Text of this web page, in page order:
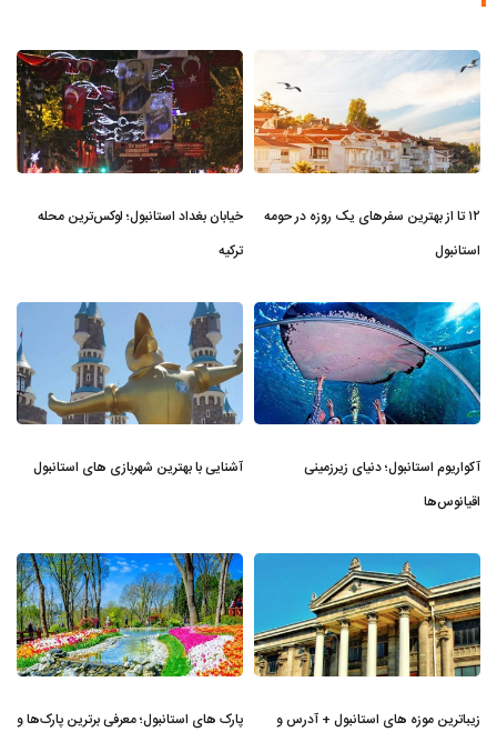
۱۲ تا از بهترین سفرهای یک روزه در حومه
استانبول
خیابان بغداد استانبول؛ لوکس‌ترین محله
ترکیه
آکواریوم استانبول؛ دنیای زیرزمینی
اقیانوس‌ها
آشنایی با بهترین شهربازی های استانبول
زیباترین موزه‌ های استانبول + آدرس و
پارک های استانبول؛ معرفی برترین پارک‌ها و